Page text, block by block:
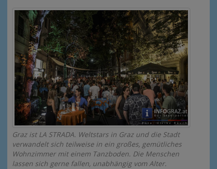
Graz ist LA STRADA. Weltstars in Graz und die Stadt
verwandelt sich teilweise in ein großes, gemütliches
Wohnzimmer mit einem Tanzboden. Die Menschen
lassen sich gerne fallen, unabhängig vom Alter.